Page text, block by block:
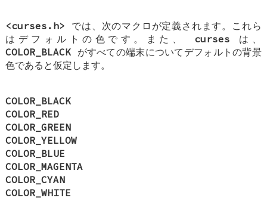
<curses.h> では、次のマクロが定義されます。これら
はデフォルトの色です。また、 curses は、
COLOR_BLACK がすべての端末についてデフォルトの背景
色であると仮定します。
COLOR_BLACK
COLOR_RED
COLOR_GREEN
COLOR_YELLOW
COLOR_BLUE
COLOR_MAGENTA
COLOR_CYAN
COLOR_WHITE